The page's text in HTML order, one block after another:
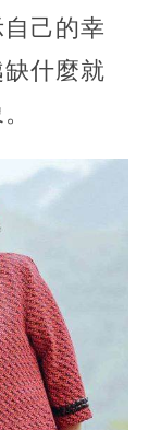
己的幸
什麼就